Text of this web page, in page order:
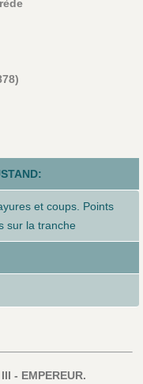
et coups. Points
sur la tranche
- EMPEREUR.